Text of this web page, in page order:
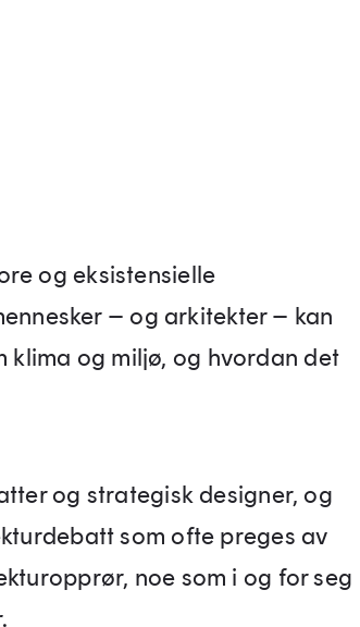
og ek­sistensielle
– og arkitekter – kan
klima og miljø, og hvordan det
og strate­gisk designer, og
som ofte preges av
noe som i og for seg